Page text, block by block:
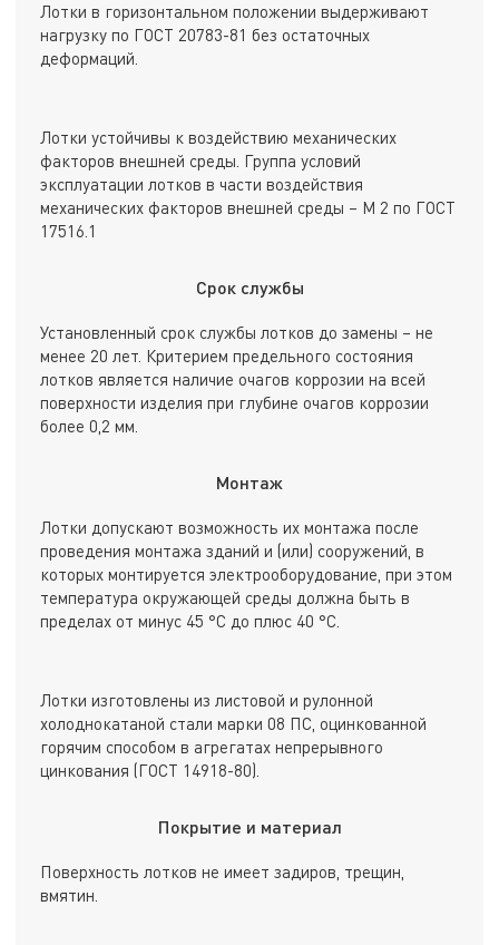
Лотки в горизонтальном положении выдерживают
нагрузку по ГОСТ 20783-81 без остаточных
деформаций.
Лотки устойчивы к воздействию механических
факторов внешней среды. Группа условий
эксплуатации лотков в части воздействия
механических факторов внешней среды – М 2 по ГОСТ
17516.1
Срок службы
Установленный срок службы лотков до замены – не
менее 20 лет. Критерием предельного состояния
лотков является наличие очагов коррозии на всей
поверхности изделия при глубине очагов коррозии
более 0,2 мм.
Монтаж
Лотки допускают возможность их монтажа после
проведения монтажа зданий и (или) сооружений, в
которых монтируется электрооборудование, при этом
температура окружающей среды должна быть в
пределах от минус 45 °С до плюс 40 °С.
Лотки изготовлены из листовой и рулонной
холоднокатаной стали марки 08 ПС, оцинкованной
горячим способом в агрегатах непрерывного
цинкования (ГОСТ 14918-80).
Покрытие и материал
Поверхность лотков не имеет задиров, трещин,
вмятин.